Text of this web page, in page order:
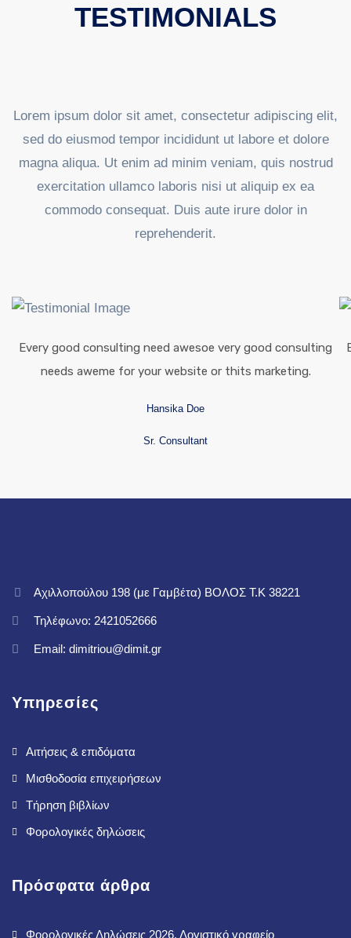
TESTIMONIALS
Lorem ipsum dolor sit amet, consectetur adipiscing elit,
sed do eiusmod tempor incididunt ut labore et dolore
magna aliqua. Ut enim ad minim veniam, quis nostrud
exercitation ullamco laboris nisi ut aliquip ex ea
commodo consequat. Duis aute irure dolor in
reprehenderit.
Every good consulting need awesoe very good consulting
needs aweme for your website or thits marketing.
Hansika Doe
Sr. Consultant
Αχιλλοπούλου 198 (με Γαμβέτα) ΒΟΛΟΣ T.K 38221
Τηλέφωνο: 2421052666
Email: dimitriou@dimit.gr
Υπηρεσίες
Αιτήσεις & επιδόματα
Μισθοδοσία επιχειρήσεων
Τήρηση βιβλίων
Φορολογικές δηλώσεις
Πρόσφατα άρθρα
Φορολογικές Δηλώσεις 2026. Λογιστικό γραφείο